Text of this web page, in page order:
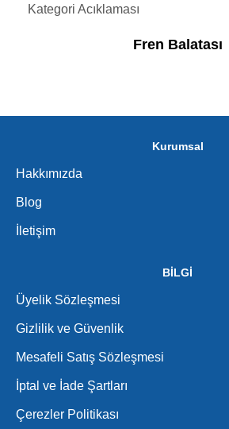
Kategori Acıklaması
Fren Balatası
Kurumsal
Hakkımızda
Blog
İletişim
BİLGİ
Üyelik Sözleşmesi
Gizlilik ve Güvenlik
Mesafeli Satış Sözleşmesi
İptal ve İade Şartları
Çerezler Politikası